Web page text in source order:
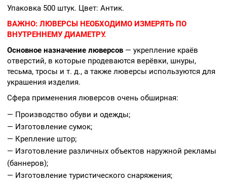
Упаковка 500 штук. Цвет: Антик.
ВАЖНО: ЛЮВЕРСЫ НЕОБХОДИМО ИЗМЕРЯТЬ ПО
ВНУТРЕННЕМУ ДИАМЕТРУ.
Основное назначение люверсов — укрепление краёв
отверстий, в которые продеваются верёвки, шнуры,
тесьма, тросы и т. д., а также люверсы используются для
украшения изделия.
Сфера применения люверсов очень обширная:
— Производство обуви и одежды;
— Изготовление сумок;
— Крепление штор;
— Изготовление различных объектов наружной рекламы
(баннеров);
— Изготовление туристического снаряжения;